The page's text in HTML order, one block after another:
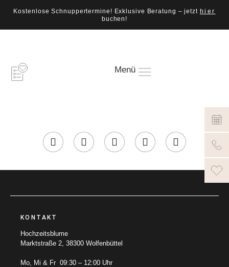
Kostenlose Schnuppertermine! Exklusive Beratung – jetzt hier
buchen!
Menü
KONTAKT
Hochzeitsblume
Marktstraße 2, 38300 Wolfenbüttel
Mo, Mi & Fr 09:30 – 12:00 Uhr